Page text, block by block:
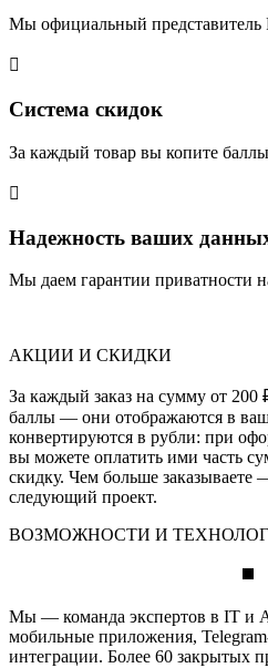
Мы официальный представитель

Система скидок
За каждый товар вы копите баллы

Надежность ваших
Мы даем гарантии приватности
АКЦИИ И СКИДКИ
За каждый заказ на сумму от
баллы — они отображаются в
конвертируются в рубли: при
вы можете оплатить ими часть
скидку. Чем больше
следующий проект.
ВОЗМОЖНОСТИ И
Мы — команда экспертов в IT и
мобильные приложения,
интеграции. Более 60 закрытых